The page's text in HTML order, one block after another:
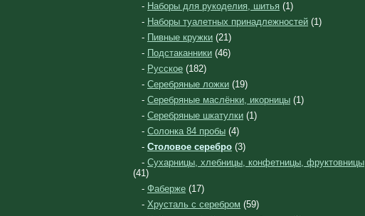
- Наборы для рукоделия, шитья (1)
- Наборы туалетных принадлежностей (1)
- Пивные кружки (21)
- Подстаканники (46)
- Русское (182)
- Серебряные ложки (19)
- Серебряные маслёнки, икорницы (1)
- Серебряные шкатулки (1)
- Солонка 84 пробы (4)
- Столовое серебро (3)
- Сухарницы, хлебницы, конфетницы, фруктовницы
(41)
- Фаберже (17)
- Хрусталь с серебром (59)